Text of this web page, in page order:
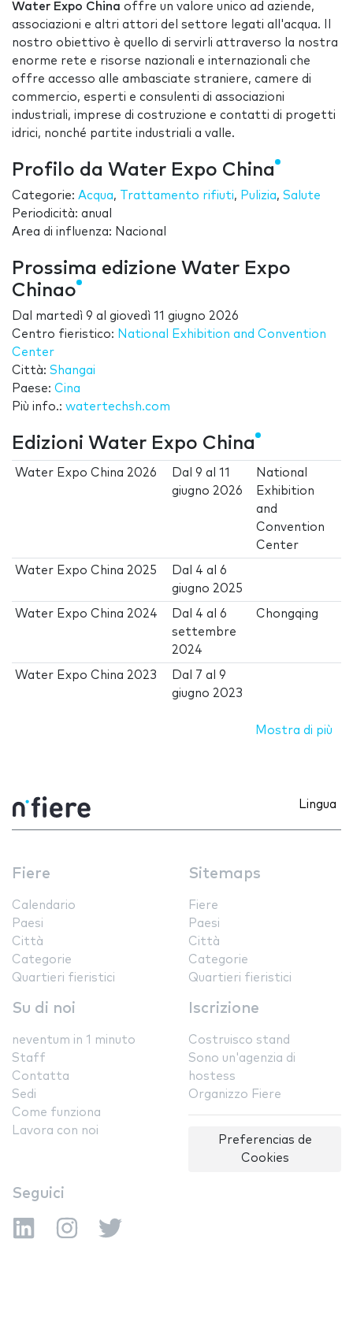
Water Expo China offre un valore unico ad aziende,
associazioni e altri attori del settore legati all'acqua. Il
nostro obiettivo è quello di servirli attraverso la nostra
enorme rete e risorse nazionali e internazionali che
offre accesso alle ambasciate straniere, camere di
commercio, esperti e consulenti di associazioni
industriali, imprese di costruzione e contatti di progetti
idrici, nonché partite industriali a valle.
Profilo da Water Expo China
Categorie: Acqua, Trattamento rifiuti, Pulizia, Salute
Periodicità: anual
Area di influenza: Nacional
Prossima edizione Water Expo
Chinao
Dal martedì 9 al giovedì 11 giugno 2026
Centro fieristico: National Exhibition and Convention
Center
Città: Shangai
Paese: Cina
Più info.: watertechsh.com
Edizioni Water Expo China
Water Expo China 2026 Dal9 al11
giugno 2026
National
Exhibition
and
Convention
Center
Water Expo China 2025 Dal 4 al6
giugno 2025
Water Expo China 2024 Dal 4 al6
settembre
2024
Chongqing
Water Expo China 2023 Dal 7 al9
giugno 2023
Mostra di più
Lingua
Fiere
Calendario
Paesi
Città
Categorie
Quartieri fieristici
Sitemaps
Fiere
Paesi
Città
Categorie
Quartieri fieristici
Su di noi
neventum in 1 minuto
Staff
Contatta
Sedi
Come funziona
Lavora con noi
Iscrizione
Costruisco stand
Sono un'agenzia di
hostess
Organizzo Fiere
Preferencias de
Cookies
Seguici